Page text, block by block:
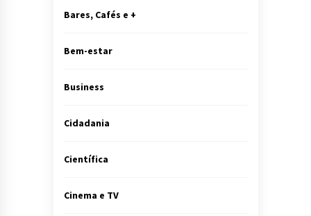
Bares, Cafés e +
Bem-estar
Business
Cidadania
Científica
Cinema e TV